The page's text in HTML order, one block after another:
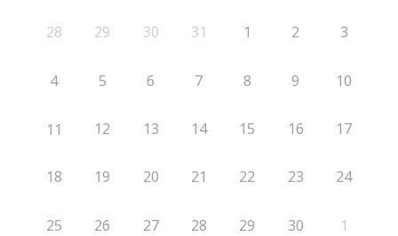
28 29 30 31 1 2 3
4 5 6 7 8 9 10
11 12 13 14 15 16 17
18 19 20 21 22 23 24
25 26 27 28 29 30 1